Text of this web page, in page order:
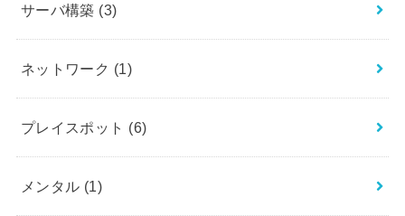
サーバ構築 (3)
ネットワーク (1)
プレイスポット (6)
メンタル (1)